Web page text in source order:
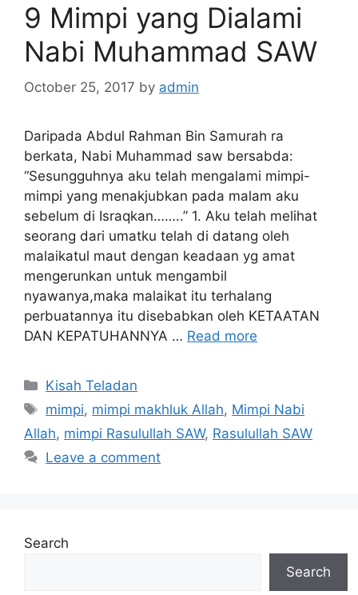
9 Mimpi yang Dialami
Nabi Muhammad SAW
October 25, 2017 by admin
Daripada Abdul Rahman Bin Samurah ra
berkata, Nabi Muhammad saw bersabda:
“Sesungguhnya aku telah mengalami mimpi-
mimpi yang menakjubkan pada malam aku
sebelum di Israqkan……..” 1. Aku telah melihat
seorang dari umatku telah di datang oleh
malaikatul maut dengan keadaan yg amat
mengerunkan untuk mengambil
nyawanya,maka malaikat itu terhalang
perbuatannya itu disebabkan oleh KETAATAN
DAN KEPATUHANNYA … Read more
Categories
Kisah Teladan
Tags
mimpi, mimpi makhluk Allah, Mimpi Nabi
Allah, mimpi Rasulullah SAW, Rasulullah SAW
Leave a comment
Search
Search